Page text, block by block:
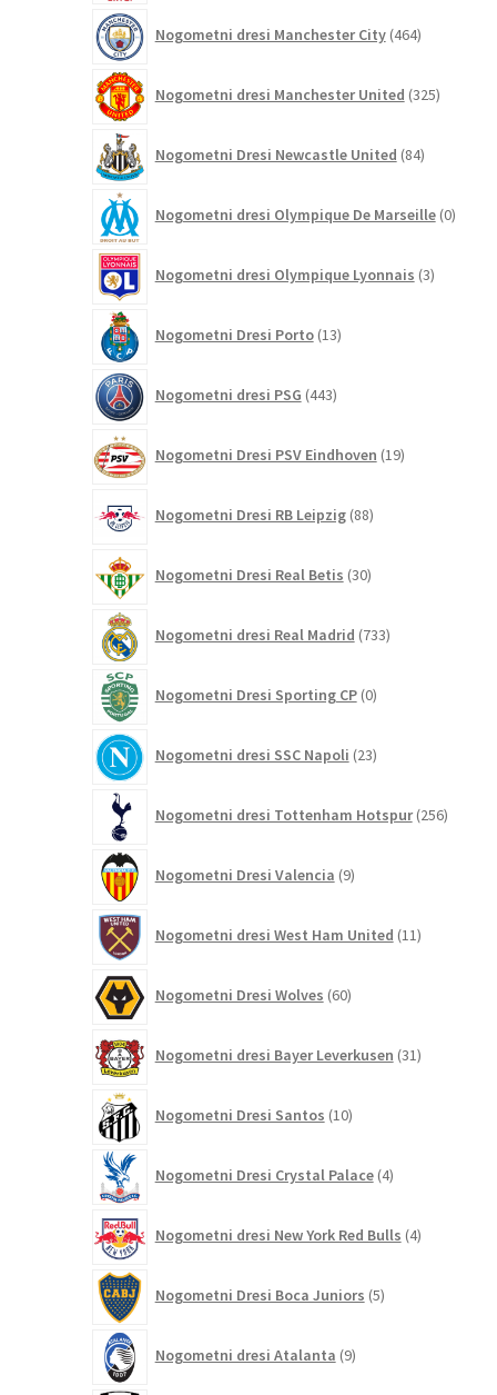
Nogometni dresi Manchester City 464izdelkov
Nogometni dresi Manchester United 325izdelkov
Nogometni Dresi Newcastle United 84izdelkov
Nogometni dresi Olympique De Marseille 0
Nogometni dresi Olympique Lyonnais 3izdelki
Nogometni Dresi Porto 13izdelkov
Nogometni dresi PSG 443izdelkov
Nogometni Dresi PSV Eindhoven 19izdelkov
Nogometni Dresi RB Leipzig 88izdelkov
Nogometni Dresi Real Betis 30izdelkov
Nogometni dresi Real Madrid 733izdelkov
Nogometni Dresi Sporting CP 0izdelkov
Nogometni dresi SSC Napoli 23izdelkov
Nogometni dresi Tottenham Hotspur 256
Nogometni Dresi Valencia 9izdelkov
Nogometni dresi West Ham United 11izdelkov
Nogometni Dresi Wolves 60izdelkov
Nogometni dresi Bayer Leverkusen 31izdelkov
Nogometni Dresi Santos 10izdelkov
Nogometni Dresi Crystal Palace 4izdelki
Nogometni dresi New York Red Bulls 4izdelki
Nogometni Dresi Boca Juniors 5izdelkov
Nogometni dresi Atalanta 9izdelkov